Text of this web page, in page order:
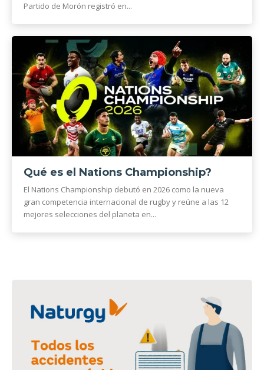
Partido de Morón registró en...
Qué es el Nations Championship?
El Nations Championship debutó en 2026 como la nueva
gran competencia internacional de rugby y reúne a las 12
mejores selecciones del planeta en...